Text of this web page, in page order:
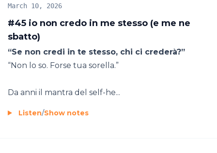
#45 io non credo in me stesso (e me ne
sbatto)
March 10, 2026
“Se non credi in te stesso, chi ci crederà?”
“Non lo so. Forse tua sorella.”
Da anni il mantra del self-he...
Listen/Show notes